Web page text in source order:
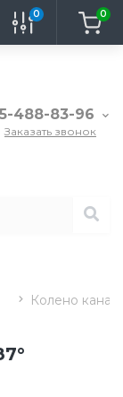
0 0
488-83-96
Заказать звонок
Колено